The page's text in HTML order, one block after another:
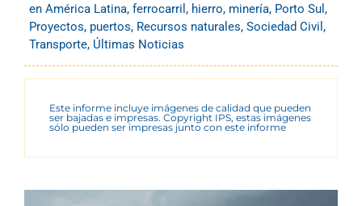
en América Latina, ferrocarril , hierro, minería, Porto Sul ,
Proyectos, puertos, Recursos naturales, Sociedad Civil ,
Transporte, Últimas Noticias
Este informe incluye imágenes de calidad que pueden
ser bajadas e impresas. Copyright IPS, estas imágenes
sólo pueden ser impresas junto con este informe